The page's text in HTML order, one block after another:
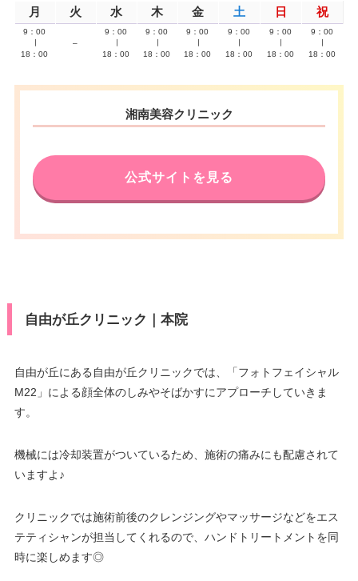
月 火 水 木 金 土 日 祝
9：00
18：00
–
9：00
18：00
9：00
18：00
9：00
18：00
9：00
18：00
9：00
18：00
9：00
18：00
湘南美容クリニック
公式サイトを見る
自由が丘クリニック｜本院
自由が丘にある自由が丘クリニックでは、「フォトフェイシャル
M22」による顔全体のしみやそばかすにアプローチしていきま
す。
機械には冷却装置がついているため、施術の痛みにも配慮されて
いますよ♪
クリニックでは施術前後のクレンジングやマッサージなどをエス
テティシャンが担当してくれるので、ハンドトリートメントを同
時に楽しめます◎